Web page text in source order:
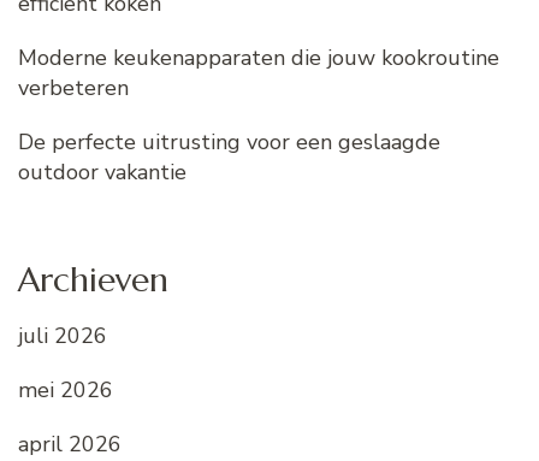
Moderne keukenapparaten die jouw kookroutine
verbeteren
De perfecte uitrusting voor een geslaagde
outdoor vakantie
Archieven
juli 2026
mei 2026
april 2026